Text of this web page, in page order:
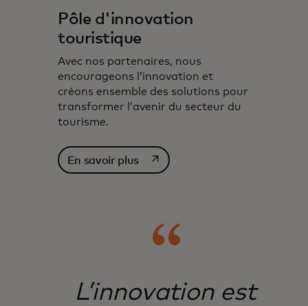
Pôle d'innovation
touristique
Avec nos partenaires, nous
encourageons l’innovation et
créons ensemble des solutions pour
transformer l’avenir du secteur du
tourisme.
En savoir plus s’ouvre dans un nouvel onglet
L’innovation est